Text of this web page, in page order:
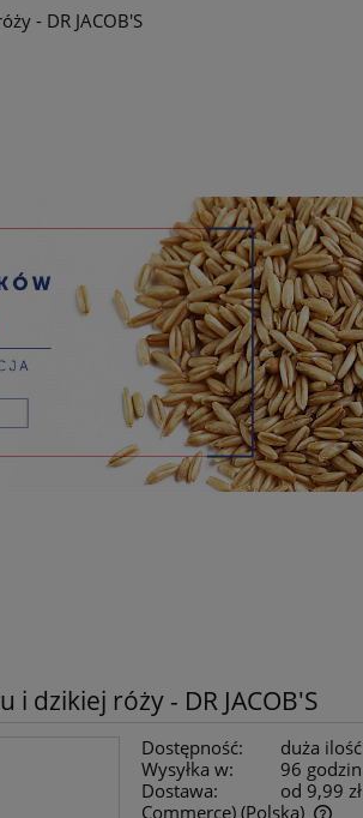
- DR JACOB'S
dzikiej róży - DR JACOB'S
Dostępność:
duża ilość
Wysyłka w:
96 godzin
Dostawa:
od 9,99 zł
Commerce) (Polska)